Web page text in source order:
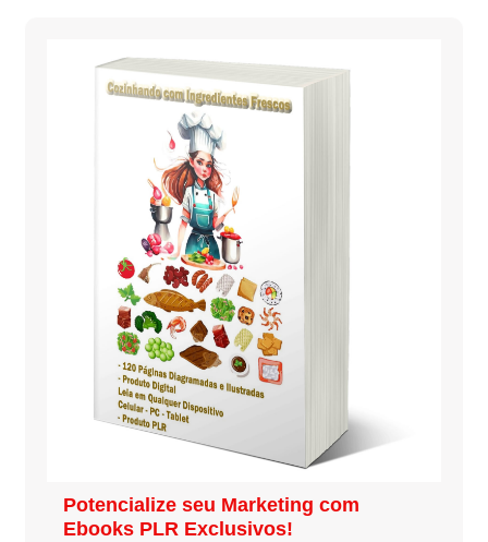
Potencialize seu Marketing com
Ebooks PLR Exclusivos!